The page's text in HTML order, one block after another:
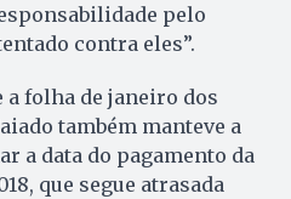
pelo
contra eles”.
folha de janeiro dos
também manteve a
a data do pagamento da
que segue atrasada